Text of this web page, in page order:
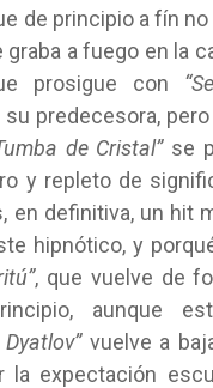
de principio a fín
a fuego en la
prosigue con
predecesora,
de Cristal”se
y repleto de
en definitiva, un hit
hipnótico, y
”, que vuelve de
aunque
Dyatlov”vuelve a
la expectación